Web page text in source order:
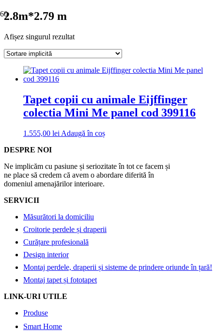
2.8m*2.79 m
Afișez singurul rezultat
Tapet copii cu animale Eijffinger
colectia Mini Me panel cod 399116
1.555,00 lei Adaugă în coș
DESPRE NOI
Ne implicăm cu pasiune și seriozitate în tot ce facem și
ne place să credem că avem o abordare diferită în
domeniul amenajărilor interioare.
SERVICII
Măsurători la domiciliu
Croitorie perdele și draperii
Curățare profesională
Design interior
Montaj perdele, draperii și sisteme de prindere oriunde în țară!
Montaj tapet și fototapet
LINK-URI UTILE
Produse
Smart Home